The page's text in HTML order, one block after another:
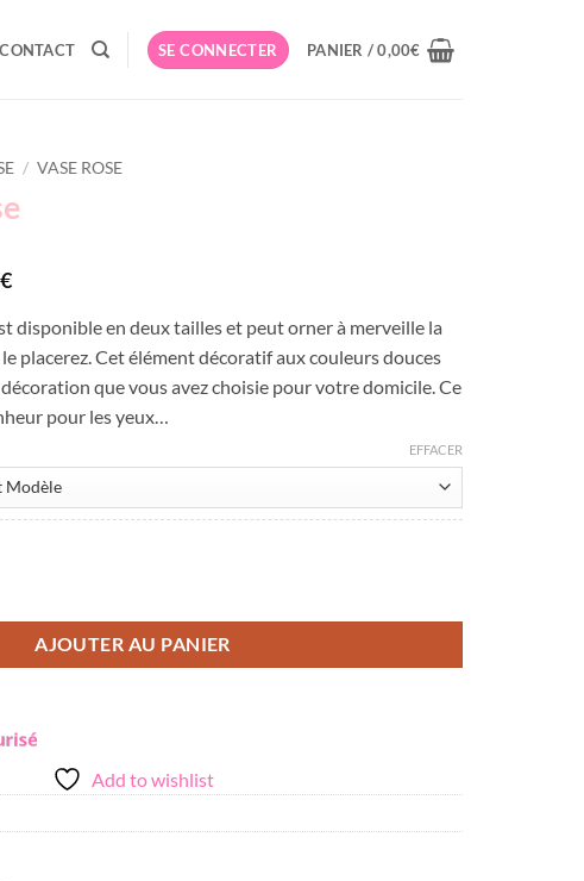
CONTACT SE CONNECTER PANIER /0,00€
/ VASE ROSE
€Plage
prix :
24,90€
à
29,90€
disponible en deux tailles et peut orner à merveille la
placerez. Cet élément décoratif aux couleurs douces
décoration que vous avez choisie pour votre domicile. Ce
pour les yeux…
EFFACER
AJOUTER AU PANIER
Add to wishlist